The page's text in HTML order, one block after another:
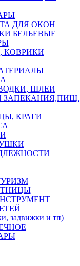
ДЛЯ ОКОН
БЕЛЬЕВЫЕ
КОВРИКИ
ШЛЕИ
КРАГИ
задвижки и тп)